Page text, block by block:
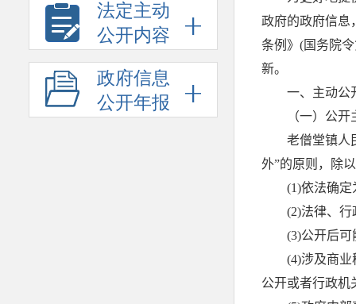
法定主动
公开内容
政府信息
公开年报